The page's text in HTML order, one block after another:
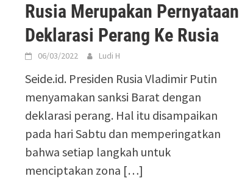
Rusia Merupakan Pernyataan
Deklarasi Perang Ke Rusia
06/03/2022 Ludi H
Seide.id. Presiden Rusia Vladimir Putin
menyamakan sanksi Barat dengan
deklarasi perang. Hal itu disampaikan
pada hari Sabtu dan memperingatkan
bahwa setiap langkah untuk
menciptakan zona […]